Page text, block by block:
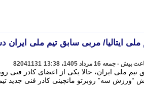
ملی ایتالیا/ مربی سابق تیم ملی ایران
82041131
تیم ملی ایران، حالا یکی از اعضای کادر فنی
“ورزش سه” روبرتو مانچینی کادر فنی جدید تیم